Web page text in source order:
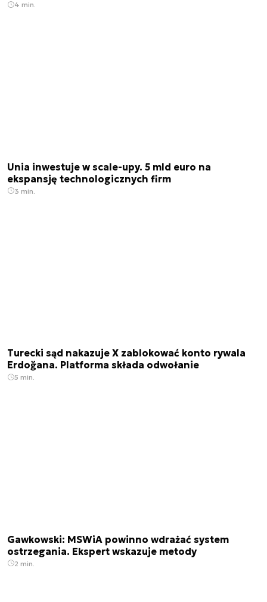
4 min.
Unia inwestuje w scale-upy. 5 mld euro na
ekspansję technologicznych firm
3 min.
Turecki sąd nakazuje X zablokować konto rywala
Erdoğana. Platforma składa odwołanie
5 min.
Gawkowski: MSWiA powinno wdrażać system
ostrzegania. Ekspert wskazuje metody
2 min.